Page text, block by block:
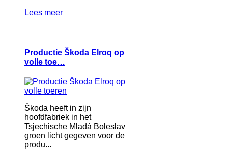
Lees meer
Productie Škoda Elroq op
volle toe…
Škoda heeft in zijn
hoofdfabriek in het
Tsjechische Mladá Boleslav
groen licht gegeven voor de
produ...